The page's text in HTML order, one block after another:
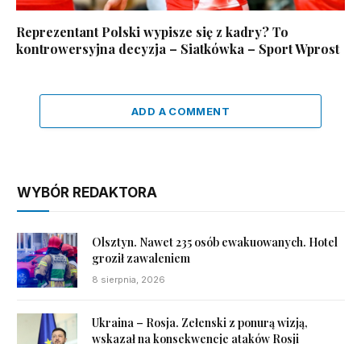
Reprezentant Polski wypisze się z kadry? To
kontrowersyjna decyzja – Siatkówka – Sport Wprost
ADD A COMMENT
WYBÓR REDAKTORA
Olsztyn. Nawet 235 osób ewakuowanych. Hotel
groził zawaleniem
8 sierpnia, 2026
Ukraina – Rosja. Zełenski z ponurą wizją,
wskazał na konsekwencje ataków Rosji